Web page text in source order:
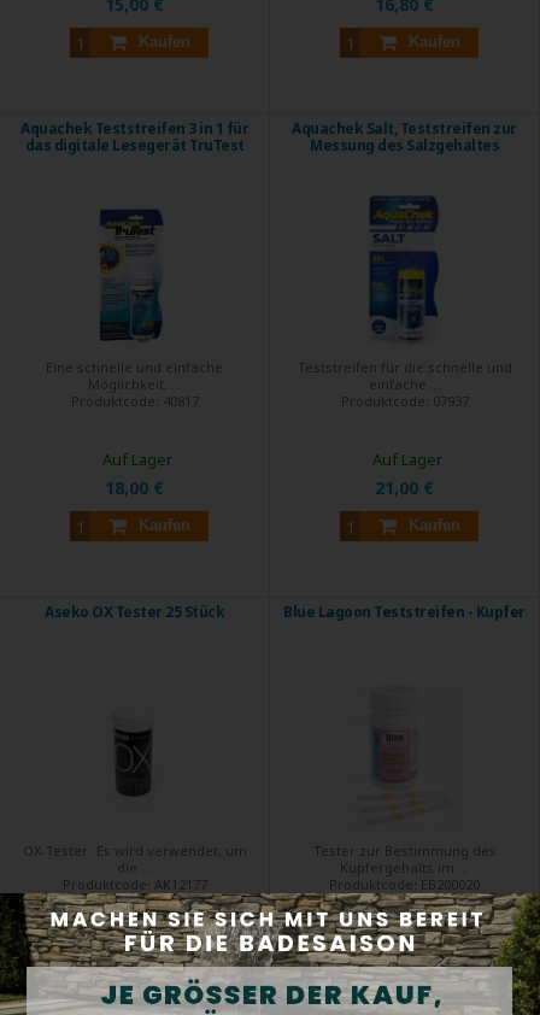
Kaufen Kaufen
Aquachek Teststreifen 3 in 1 für
das digitale Lesegerät TruTest
Eine schnelle und einfache
Möglichkeit, ...
Produktcode: 40817
18,00 €
Kaufen
Auf Lager
Aquachek Salt, Teststreifen zur
Messung des Salzgehaltes
Teststreifen für die schnelle und
einfache ...
Produktcode: 07937
21,00 €
Kaufen
Auf Lager
Aseko OX Tester 25 Stück
OX-Tester. Es wird verwendet, um
die ...
Produktcode: AK12177
20,11 €
Kaufen
Auf Lager
Blue Lagoon Teststreifen - Kupfer
Tester zur Bestimmung des
Kupfergehalts im ...
Produktcode: EB200020
22,30 €
Kaufen
Versand innerhalb von 24 Std.